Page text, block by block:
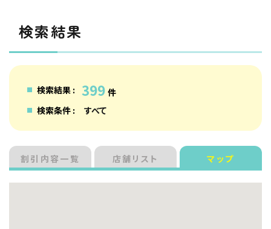
検索結果
検索結果 : 399 件
検索条件 :
すべて
割引内容一覧 店舗リスト マップ